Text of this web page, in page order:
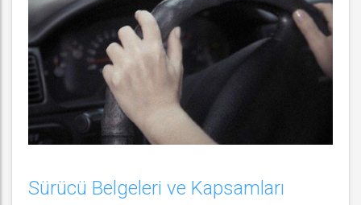
Sürücü Belgeleri ve Kapsamları